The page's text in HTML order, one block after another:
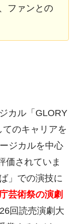
ファンとの
カル「GLORY
のキャリアを
ジカルを中心
価されていま
」での演技に
芸術祭の演劇
回読売演劇大